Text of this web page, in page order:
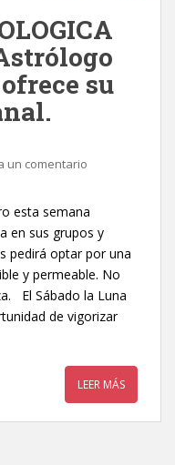
su
un comentario
esta semana
en sus grupos y
pedirá optar por una
y permeable. No
El Sábado la Luna
de vigorizar
LEER MÁS